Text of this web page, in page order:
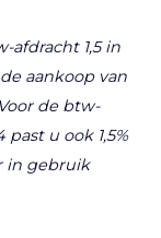
afdracht 1,5 in
aankoop van
de btw-
u ook 1,5%
in gebruik